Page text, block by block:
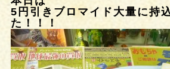
5円引きブロマイド大量に持
た！！！